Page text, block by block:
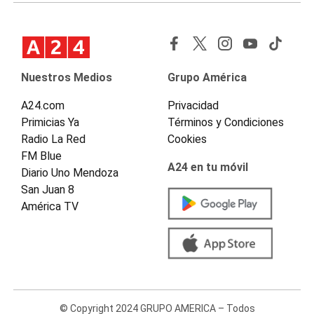
Nuestros Medios
A24.com
Primicias Ya
Radio La Red
FM Blue
Diario Uno Mendoza
San Juan 8
América TV
Grupo América
Privacidad
Términos y Condiciones
Cookies
A24 en tu móvil
© Copyright 2024 GRUPO AMERICA – Todos